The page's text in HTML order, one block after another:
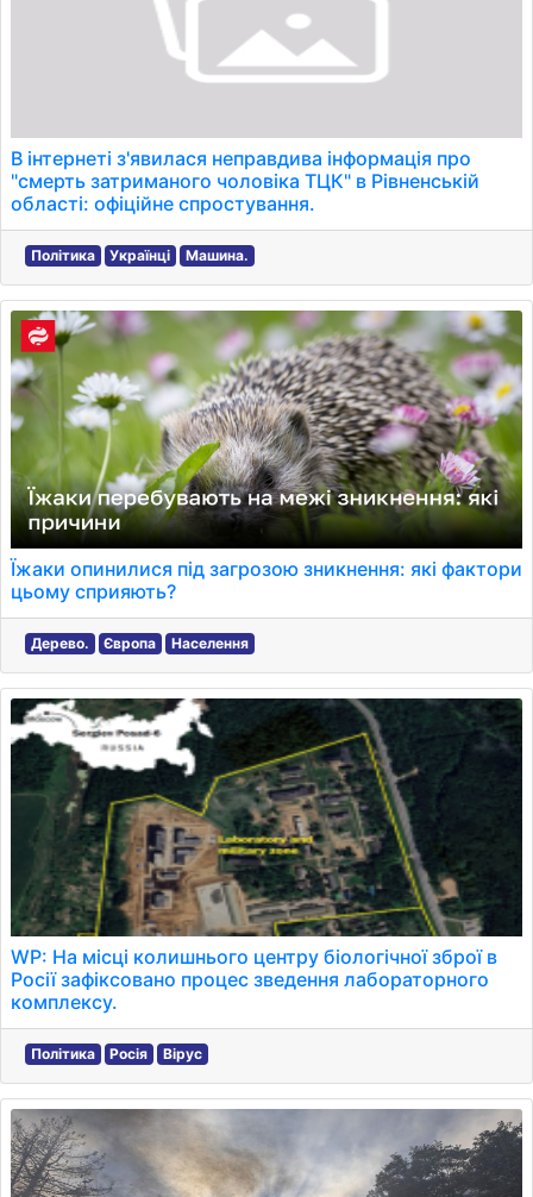
В інтернеті з'явилася неправдива інформація про
"смерть затриманого чоловіка ТЦК" в Рівненській
області: офіційне спростування.
Політика Українці Машина.
Їжаки опинилися під загрозою зникнення: які фактори
цьому сприяють?
Дерево. Європа Населення
WP: На місці колишнього центру біологічної зброї в
Росії зафіксовано процес зведення лабораторного
комплексу.
Політика Росія Вірус